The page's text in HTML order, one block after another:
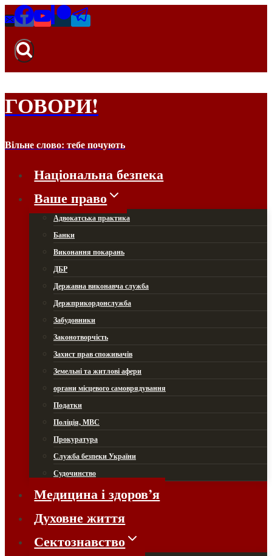
Перейти
до
вмісту
ГОВОРИ!
Вільне слово: тебе почують
Національна безпека
Ваше право
Адвокатська практика
Банки
Виконання покарань
ДБР
Державна виконавча служба
Держприкордонслужба
Забудовники
Законотворчість
Захист прав споживачів
Земельні та житлові афери
органи місцевого самоврядування
Податки
Поліція, МВС
Прокуратура
Служба безпеки України
Судочинство
Медицина і здоров’я
Духовне життя
Сектознавство